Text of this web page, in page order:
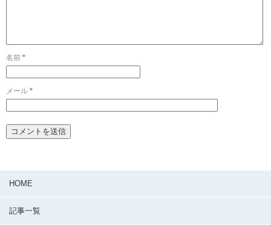
名前 *
メール *
HOME
記事一覧